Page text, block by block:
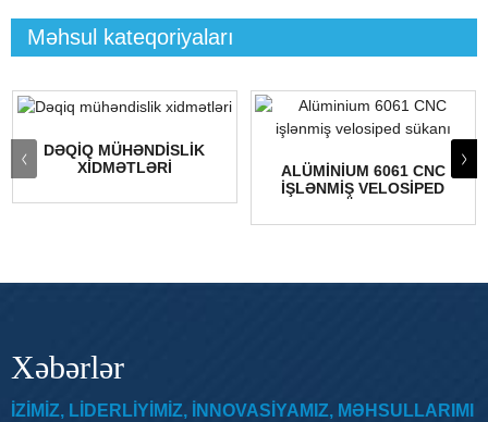
Məhsul kateqoriyaları
DƏQIQ MÜHƏNDISLIK
XIDMƏTLƏRI
ALÜMINIUM 6061 CNC
IŞLƏNMIŞ VELOSIPED
Xəbərlər
IZIMIZ, LIDERLIYIMIZ, INNOVASIYAMIZ, MƏHSULLARIMI